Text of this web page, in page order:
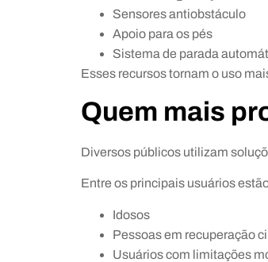
Sensores antiobstáculo
Apoio para os pés
Sistema de parada
Esses recursos tornam o uso
Quem mais
Diversos públicos utilizam
Entre os principais usuários
Idosos
Pessoas em recuperação
Usuários com limitações